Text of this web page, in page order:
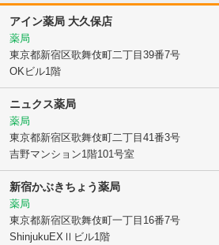
アイン薬局 大久保店
薬局
東京都新宿区歌舞伎町二丁目39番7号
OKビル1階
ニュクス薬局
薬局
東京都新宿区歌舞伎町二丁目41番3号
吉野マンション1階101号室
新宿かぶきちょう薬局
薬局
東京都新宿区歌舞伎町一丁目16番7号
ShinjukuEXⅡビル1階